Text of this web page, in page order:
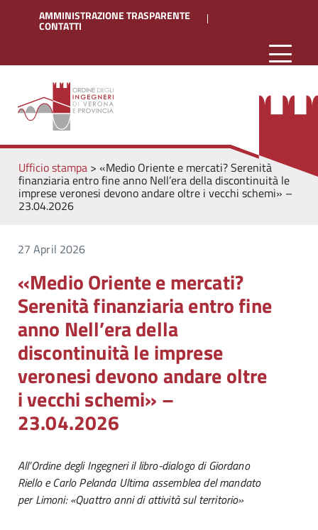
AMMINISTRAZIONE TRASPARENTE
CONTATTI
Ufficio stampa> «Medio Oriente e mercati? Serenità
finanziaria entro fine anno Nell’era della discontinuità le
imprese veronesi devono andare oltre i vecchi schemi» –
23.04.2026
27 April 2026
«Medio Oriente e mercati?
Serenità finanziaria entro fine
anno Nell’era della
discontinuità le imprese
veronesi devono andare oltre
i vecchi schemi» –
23.04.2026
All’Ordine degli Ingegneri il libro-dialogo di Giordano
Riello e Carlo Pelanda Ultima assemblea del mandato
per Limoni: «Quattro anni di attività sul territorio»